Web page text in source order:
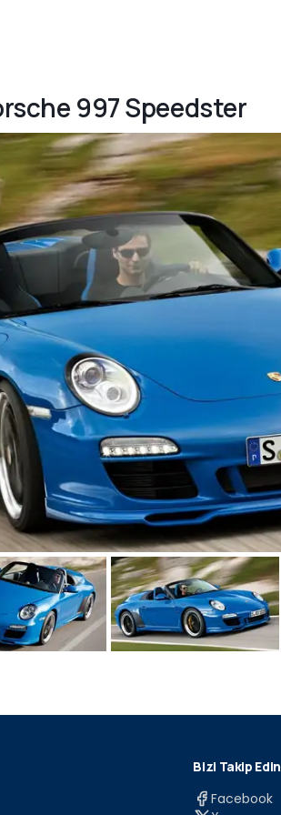
997 Speedster
Bizi Takip Edin
Facebook